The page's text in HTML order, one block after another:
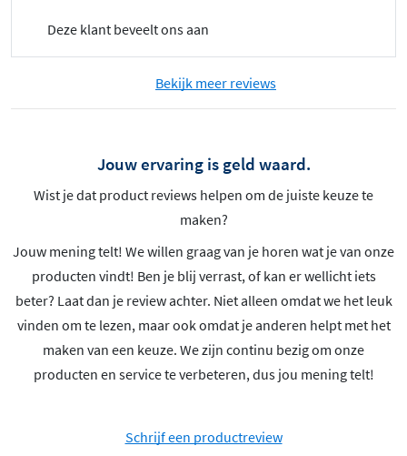
Deze klant beveelt ons aan
Bekijk meer reviews
Jouw ervaring is geld waard.
Wist je dat product reviews helpen om de juiste keuze te
maken?
Jouw mening telt! We willen graag van je horen wat je van onze
producten vindt! Ben je blij verrast, of kan er wellicht iets
beter? Laat dan je review achter. Niet alleen omdat we het leuk
vinden om te lezen, maar ook omdat je anderen helpt met het
maken van een keuze. We zijn continu bezig om onze
producten en service te verbeteren, dus jou mening telt!
Schrijf een productreview